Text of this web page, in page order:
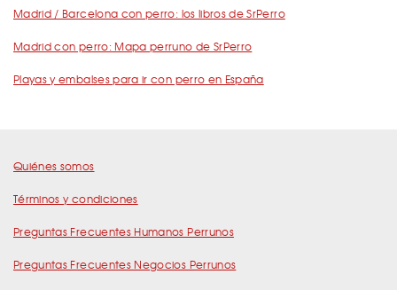
Madrid / Barcelona con perro: los libros de SrPerro
Madrid con perro: Mapa perruno de SrPerro
Playas y embalses para ir con perro en España
Quiénes somos
Términos y condiciones
Preguntas Frecuentes Humanos Perrunos
Preguntas Frecuentes Negocios Perrunos